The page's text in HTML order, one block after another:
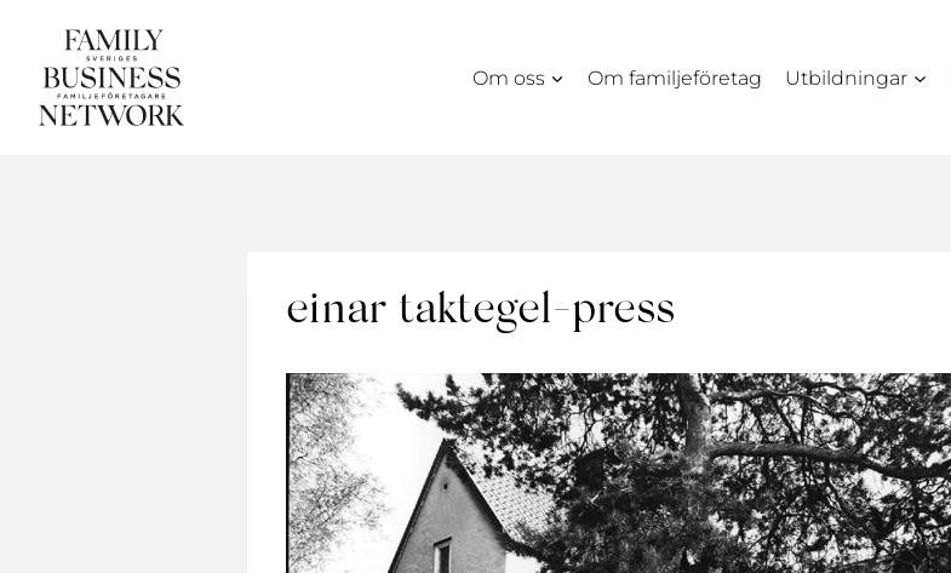
content
Om oss Om familjeföretag Utbildningar
einar taktegel-press